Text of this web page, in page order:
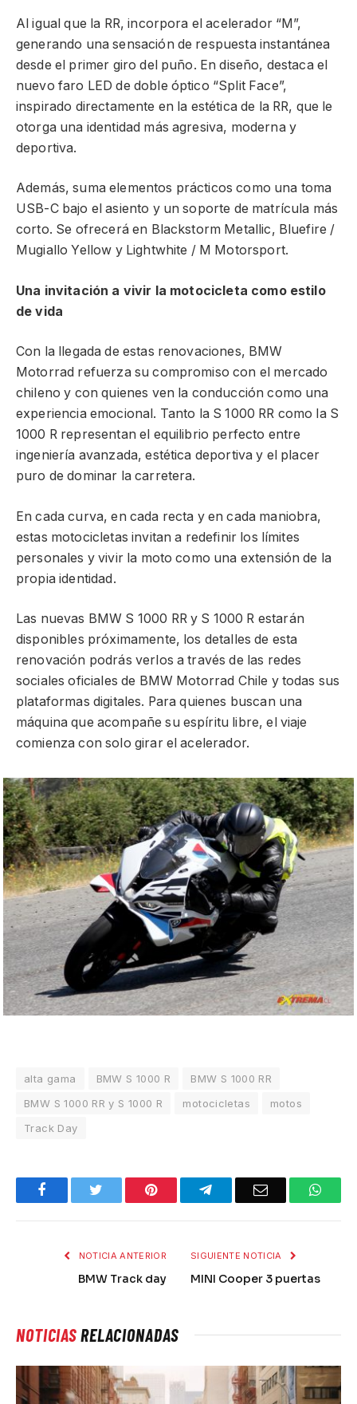
Al igual que la RR, incorpora el acelerador “M”,
generando una sensación de respuesta instantánea
desde el primer giro del puño. En diseño, destaca el
nuevo faro LED de doble óptico “Split Face”,
inspirado directamente en la estética de la RR, que le
otorga una identidad más agresiva, moderna y
deportiva.
Además, suma elementos prácticos como una toma
USB-C bajo el asiento y un soporte de matrícula más
corto. Se ofrecerá en Blackstorm Metallic, Bluefire /
Mugiallo Yellow y Lightwhite / M Motorsport.
Una invitación a vivir la motocicleta como estilo
de vida
Con la llegada de estas renovaciones, BMW
Motorrad refuerza su compromiso con el mercado
chileno y con quienes ven la conducción como una
experiencia emocional. Tanto la S 1000 RR como la S
1000 R representan el equilibrio perfecto entre
ingeniería avanzada, estética deportiva y el placer
puro de dominar la carretera.
En cada curva, en cada recta y en cada maniobra,
estas motocicletas invitan a redefinir los límites
personales y vivir la moto como una extensión de la
propia identidad.
Las nuevas BMW S 1000 RR y S 1000 R estarán
disponibles próximamente, los detalles de esta
renovación podrás verlos a través de las redes
sociales oficiales de BMW Motorrad Chile y todas sus
plataformas digitales. Para quienes buscan una
máquina que acompañe su espíritu libre, el viaje
comienza con solo girar el acelerador.
alta gama BMW S 1000 R
BMW S 1000 RR
BMW S 1000 RR y S 1000 R
motocicletas
motos
Track Day
Facebook Pinterest TelegramEmail
NOTICIA ANTERIOR
BMW Track day
SIGUIENTE NOTICIA
MINI Cooper 3 puertas
NOTICIASRELACIONADAS